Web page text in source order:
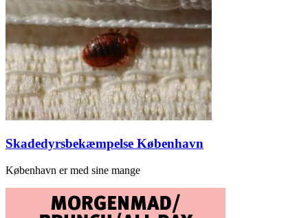
Skadedyrsbekæmpelse København
København er med sine mange